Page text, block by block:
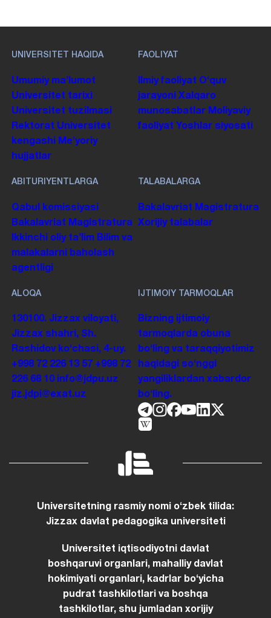
UNIVERSITET HAQIDA
Umumiy maʼlumot
Universitet tarixi
Universitet tuzilmasi
Rektorat Universitet
kengashi Me'yoriy
hujjatlar
FAOLIYAT
Ilmiy faoliyat Oʻquv
jarayoni Xalqaro
munosabatlar Moliyaviy
faoliyat Yoshlar siyosati
ABITURIYENTLARGA
Qabul komissiyasi
Bakalavriat Magistratura
Ikkinchi oliy taʼlim Bilim va
malakalarni baholash
agentligi
TALABALARGA
Bakalavriat Magistratura
Xorijiy talabalar
ALOQA
130100. Jizzax viloyati,
Jizzax shahri, Sh.
Rashidov koʻchasi, 4-uy.
+998 72 226 13 57 +998 72
226 68 10
info@jdpu.uz
jiz.jdpi@exat.uz
IJTIMOIY TARMOQLAR
Bizning ijtimoiy
tarmoqlarda obuna
boʻling va taraqqiyotimiz
haqidagi soʻnggi
yangiliklardan xabardor
boʻling.
Universitetning rasmiy nomi oʻzbek tilida:
Jizzax davlat pedagogika universiteti
Universitet iqtisodiyotni davlat
boshqaruvi organlari, mahalliy davlat
hokimiyati organlari, kadrlar boʻyicha
pudrat tashkilotlari va boshqa
tashkilotlar, shu jumladan xorijiy